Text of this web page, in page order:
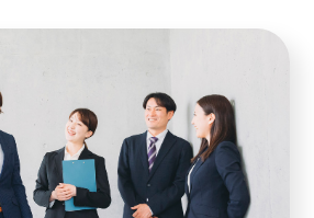
ネットワークサポート活動報告
件追加しました！